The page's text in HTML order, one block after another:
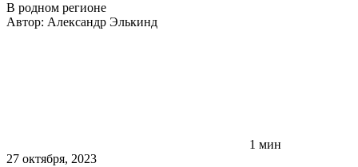
В родном регионе
Автор: Александр Элькинд
1 мин
27 октября, 2023